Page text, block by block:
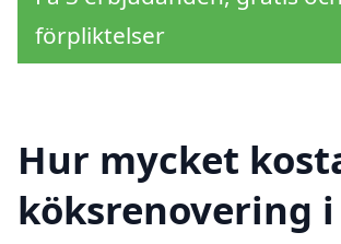
förpliktelser
Hur mycket
köksrenovering i